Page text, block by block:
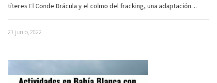
títeres El Conde Drácula y el colmo del fracking, una adaptación…
23 junio, 2022